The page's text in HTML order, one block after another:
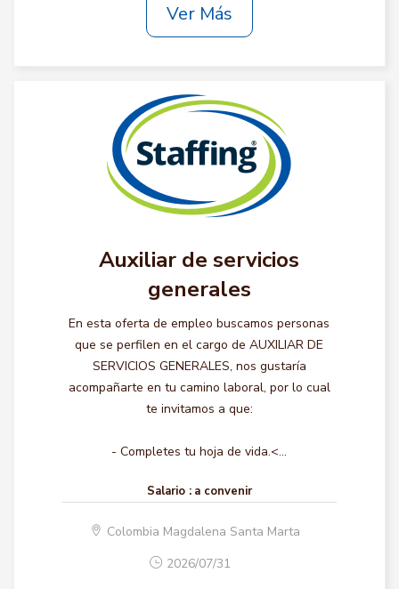
Ver Más
Auxiliar de servicios
generales
En esta oferta de empleo buscamos personas
que se perfilen en el cargo de AUXILIAR DE
SERVICIOS GENERALES, nos gustaría
acompañarte en tu camino laboral, por lo cual
te invitamos a que:
- Completes tu hoja de vida.<...
Salario : a convenir
Colombia Magdalena Santa Marta
2026/07/31